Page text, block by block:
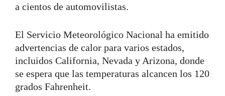
a cientos de automovilistas.
El Servicio Meteorológico Nacional ha emitido
advertencias de calor para varios estados,
incluidos California, Nevada y Arizona, donde
se espera que las temperaturas alcancen los 120
grados Fahrenheit.